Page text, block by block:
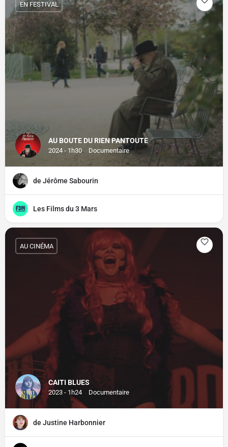
AU BOUTE DU RIEN PANTOUTE
2024 - 1h30 Documentaire
EN FESTIVAL
de Jérôme Sabourin
Les Films du 3 Mars
CAITI BLUES
2023 - 1h24 Documentaire
AU CINÉMA
de Justine Harbonnier